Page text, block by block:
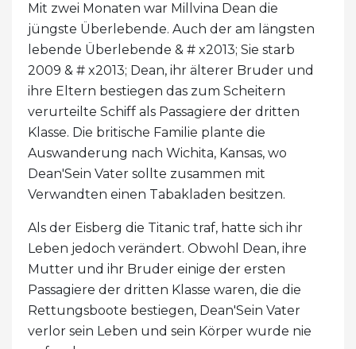
Mit zwei Monaten war Millvina Dean die
jüngste Überlebende. Auch der am längsten
lebende Überlebende & # x2013; Sie starb
2009 & # x2013; Dean, ihr älterer Bruder und
ihre Eltern bestiegen das zum Scheitern
verurteilte Schiff als Passagiere der dritten
Klasse. Die britische Familie plante die
Auswanderung nach Wichita, Kansas, wo
Dean'Sein Vater sollte zusammen mit
Verwandten einen Tabakladen besitzen.
Als der Eisberg die Titanic traf, hatte sich ihr
Leben jedoch verändert. Obwohl Dean, ihre
Mutter und ihr Bruder einige der ersten
Passagiere der dritten Klasse waren, die die
Rettungsboote bestiegen, Dean'Sein Vater
verlor sein Leben und sein Körper wurde nie